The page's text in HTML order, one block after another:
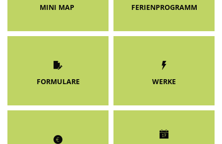
MINI MAP FERIENPROGRAMM
FORMULARE WERKE